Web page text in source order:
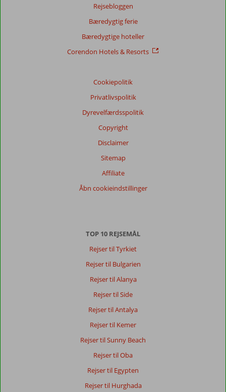
Rejsebloggen
Bæredygtig ferie
Bæredygtige hoteller
Corendon Hotels & Resorts
Cookiepolitik
Privatlivspolitik
Dyrevelfærdsspolitik
Copyright
Disclaimer
Sitemap
Affiliate
Åbn cookieindstillinger
TOP 10 REJSEMÅL
Rejser til Tyrkiet
Rejser til Bulgarien
Rejser til Alanya
Rejser til Side
Rejser til Antalya
Rejser til Kemer
Rejser til Sunny Beach
Rejser til Oba
Rejser til Egypten
Rejser til Hurghada